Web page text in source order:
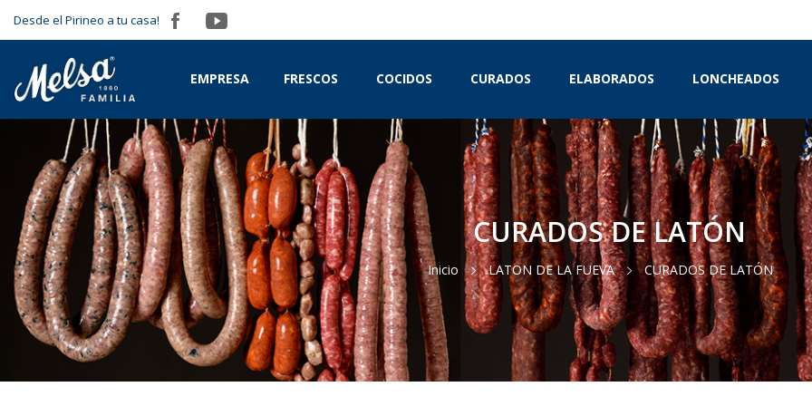
Desde el Pirineo a tu casa!
EMPRESA FRESCOS COCIDOS CURADOS ELABORADOS LONCHEADOS
CURADOS DE LATÓN
Inicio LATON DE LA FUEVA CURADOS DE LATÓN